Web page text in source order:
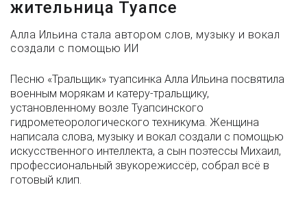
жительница Туапсе
Алла Ильина стала автором слов, музыку и вокал
создали с помощью ИИ
Песню «Тральщик» туапсинка Алла Ильина посвятила
военным морякам и катеру-тральщику,
установленному возле Туапсинского
гидрометеорологического техникума. Женщина
написала слова, музыку и вокал создали с помощью
искусственного интеллекта, а сын поэтессы Михаил,
профессиональный звукорежиссёр, собрал всё в
готовый клип.